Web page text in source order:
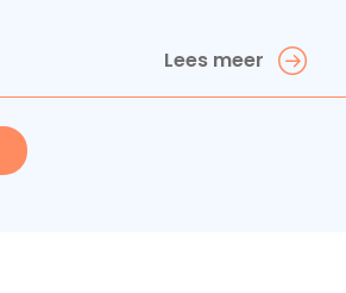
Lees meer